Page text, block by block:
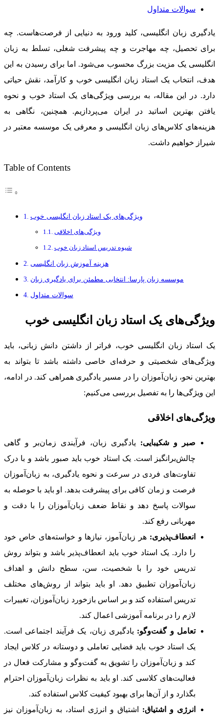
سوالات متداول
یادگیری زبان انگلیسی، کلید ورود به دنیایی از فرصت‌هاست. چه
برای تحصیل، چه مهاجرت و چه پیشرفت شغلی، تسلط به زبان
انگلیسی یک مزیت بزرگ محسوب می‌شود. اما برای رسیدن به این
هدف، انتخاب یک استاد زبان انگلیسی خوب و کارآمد، نقش حیاتی
دارد. در این مقاله، به بررسی ویژگی‌های یک استاد خوب و نحوه
یافتن بهترین اساتید در ایران می‌پردازیم. همچنین، نگاهی به
هزینه‌های کلاس‌های زبان انگلیسی و معرفی یک موسسه معتبر در
شیراز خواهیم داشت.
Table of Contents
ویژگی‌های یک استاد زبان انگلیسی خوب
ویژگی‌های اخلاقی
شیوه تدریس استاد زبان خوب
هزینه آموزش زبان انگلیسی
موسسه زبان پارسا: انتخابی مطمئن برای یادگیری زبان
سوالات متداول
ویژگی‌های یک استاد زبان انگلیسی خوب
یک استاد زبان انگلیسی خوب، فراتر از داشتن دانش زبانی، باید
ویژگی‌های شخصیتی و حرفه‌ای خاصی داشته باشد تا بتواند به
بهترین نحو، زبان‌آموزان را در مسیر یادگیری همراهی کند. در ادامه،
این ویژگی‌ها را به تفصیل بررسی می‌کنیم:
ویژگی‌های اخلاقی
صبر و شکیبایی:یادگیری زبان، فرآیندی زمان‌بر و گاهی
چالش‌برانگیز است. یک استاد خوب باید صبور باشد و با درک
تفاوت‌های فردی در سرعت و نحوه یادگیری، به زبان‌آموزان
فرصت و زمان کافی برای پیشرفت بدهد. او باید با حوصله به
سوالات پاسخ دهد و نقاط ضعف زبان‌آموزان را با دقت و
مهربانی رفع کند.
انعطاف‌پذیری:هر زبان‌آموز، نیازها و خواسته‌های خاص خود
را دارد. یک استاد خوب باید انعطاف‌پذیر باشد و بتواند روش
تدریس خود را با شخصیت، سن، سطح دانش و اهداف
زبان‌آموزان تطبیق دهد. او باید بتواند از روش‌های مختلف
تدریس استفاده کند و بر اساس بازخورد زبان‌آموزان، تغییرات
لازم را در برنامه آموزشی اعمال کند.
تعامل و گفت‌وگو:یادگیری زبان، یک فرآیند اجتماعی است.
یک استاد خوب باید فضایی تعاملی و دوستانه در کلاس ایجاد
کند و زبان‌آموزان را تشویق به گفت‌وگو و مشارکت فعال در
فعالیت‌های کلاسی کند. او باید به نظرات زبان‌آموزان احترام
بگذارد و از آن‌ها برای بهبود کیفیت کلاس استفاده کند.
انرژی و اشتیاق:اشتیاق و انرژی استاد، به زبان‌آموزان نیز